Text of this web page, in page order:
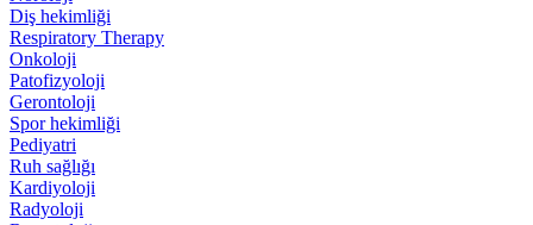
Diş hekimliği
Respiratory Therapy
Onkoloji
Patofizyoloji
Gerontoloji
Spor hekimliği
Pediyatri
Ruh sağlığı
Kardiyoloji
Radyoloji